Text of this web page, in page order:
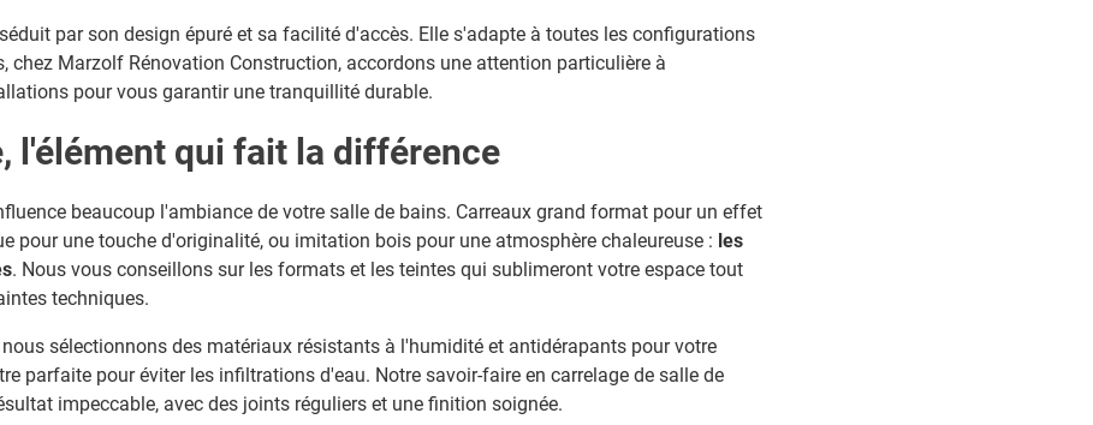
par son design épuré et sa facilité d'accès. Elle s'adapte à toutes les configurations
chez Marzolf Rénovation Construction, accordons une attention particulière à
pour vous garantir une tranquillité durable.
l'élément qui fait la différence
beaucoup l'ambiance de votre salle de bains. Carreaux grand format pour un effet
pour une touche d'originalité, ou imitation bois pour une atmosphère chaleureuse : les
. Nous vous conseillons sur les formats et les teintes qui sublimeront votre espace tout
techniques.
sélectionnons des matériaux résistants à l'humidité et antidérapants pour votre
parfaite pour éviter les infiltrations d'eau. Notre savoir-faire en carrelage de salle de
impeccable, avec des joints réguliers et une finition soignée.